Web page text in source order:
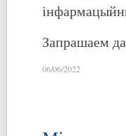
Запрашаем
06/06/2022